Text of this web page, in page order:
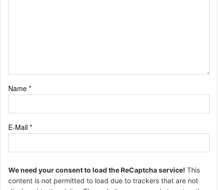
Name *
E-Mail *
We need your consent to load the ReCaptcha service! This
content is not permitted to load due to trackers that are not